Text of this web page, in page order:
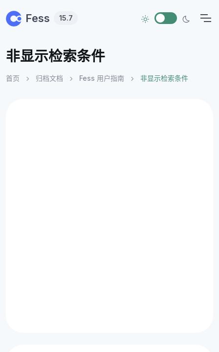
Fess 15.7
非显示检索条件
首页 归档文档 Fess 用户指南 非显示检索条件